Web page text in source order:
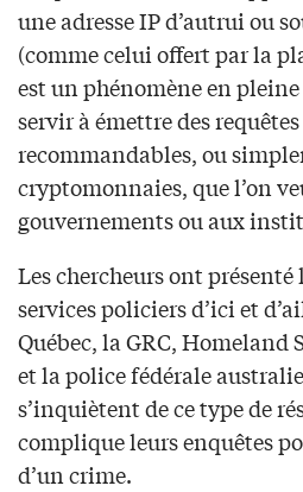
une adresse IP d’autrui ou
(comme celui offert par la
est un phénomène en
servir à émettre des
recommandables, ou
cryptomonnaies, que l’on
gouvernements ou aux
Les chercheurs ont présenté
services policiers d’ici et
Québec, la GRC, Homeland
et la police fédérale
s’inquiètent de ce type de
complique leurs enquêtes
d’un crime.